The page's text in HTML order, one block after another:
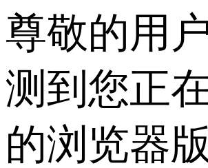
尊敬的用
测到您正
的浏览器